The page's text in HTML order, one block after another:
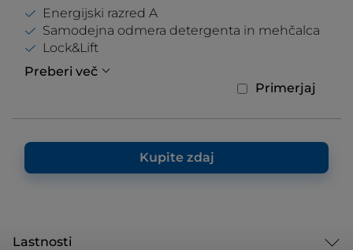
Energijski razred A
Samodejna odmera detergenta in mehčalca
Lock&Lift
Preberi več
Primerjaj
Kupite zdaj
Lastnosti